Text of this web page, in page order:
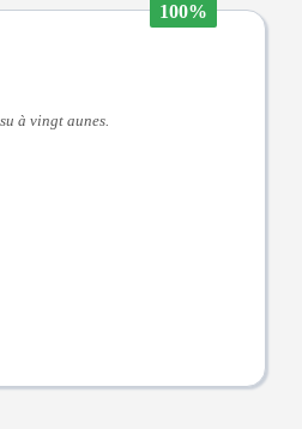
100%
à vingt aunes.